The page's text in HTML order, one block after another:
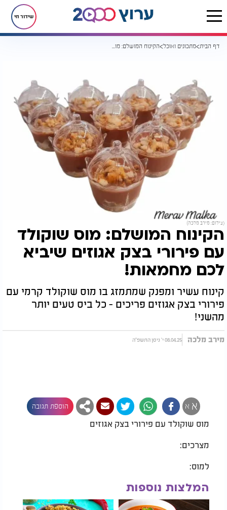
שידור חי
דף הבית מתכונים ואוכל הקינוח המושלם: מוס שוקולד עם פירורי בצק אגוזים שיביא לכם מחמאות!
(צילום: מירב מלכה)
הקינוח המושלם: מוס שוקולד
עם פירורי בצק אגוזים שיביא
לכם מחמאות!
קינוח עשיר ומפנק שמתמזג בו מוס שוקולד קרמי עם
פירורי בצק אגוזים פריכים - כל ביס טעים יותר
מהשני!
מירב מלכה 08.04.25 י' ניסן התשפ"ה
א א הוספת תגובה
מוס שוקולד עם פירורי בצק אגוזים
מצרכים:
למוס:
המלצות נוספות